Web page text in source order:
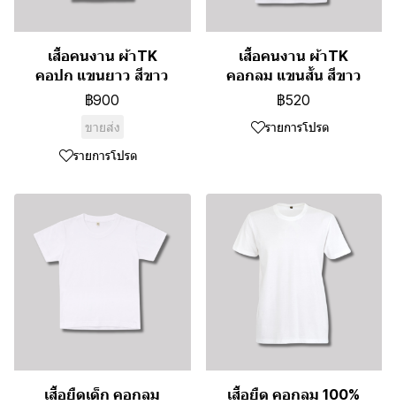
เสื้อคนงาน ผ้าTK
คอปก แขนยาว สีขาว
฿900
ขายส่ง
รายการโปรด
เสื้อคนงาน ผ้าTK
คอกลม แขนสั้น สีขาว
฿520
รายการโปรด
เสื้อยืดเด็ก คอกลม
เสื้อยืด คอกลม 100%